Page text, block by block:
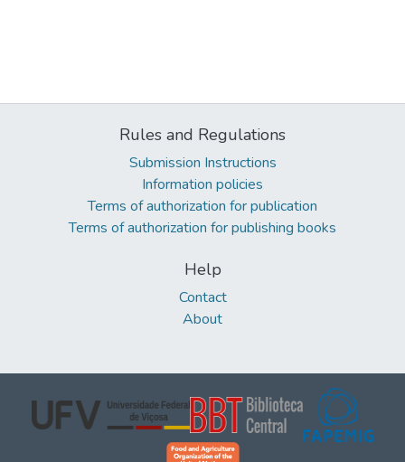
Rules and Regulations
Submission Instructions
Information policies
Terms of authorization for publication
Terms of authorization for publishing books
Help
Contact
About